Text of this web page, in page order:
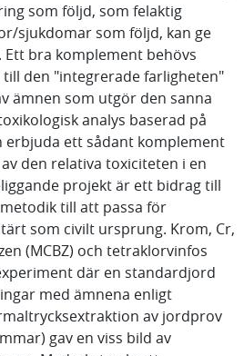
som följd, som felaktig
sjukdomar som följd, kan ge
Ett bra komplement behövs
den "integrerade farligheten"
ämnen som utgör den sanna
analys baserad på
erbjuda ett sådant komplement
den relativa toxiciteten i en
projekt är ett bidrag till
till att passa för
som civilt ursprung. Krom, Cr,
(MCBZ) och tetraklorvinfos
där en standardjord
med ämnena enligt
av jordprov
gav en viss bild av